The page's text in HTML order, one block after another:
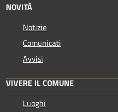
NOVITÀ
Notizie
Comunicati
Avvisi
VIVERE IL COMUNE
Luoghi